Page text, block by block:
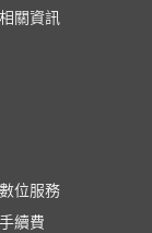
覽表
關資訊
位服務
續費